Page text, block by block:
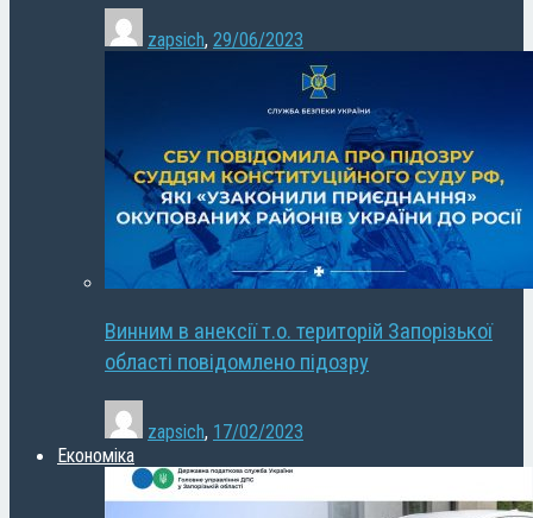
zapsich, 29/06/2023
Винним в анексії т.о. територій Запорізької
області повідомлено підозру
zapsich, 17/02/2023
Економіка